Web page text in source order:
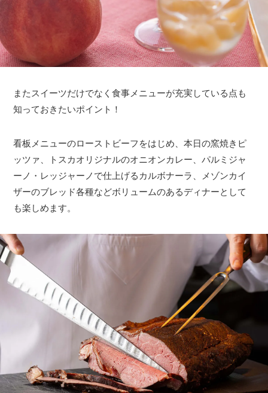
またスイーツだけでなく食事メニューが充実している点も
知っておきたいポイント！
看板メニューのローストビーフをはじめ、本日の窯焼きピ
ッツァ、トスカオリジナルのオニオンカレー、パルミジャ
ーノ・レッジャーノで仕上げるカルボナーラ、メゾンカイ
ザーのブレッド各種などボリュームのあるディナーとして
も楽しめます。